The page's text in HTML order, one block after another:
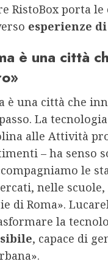
RistoBox porta
esperienze
è una città
è una città che
La
alle Attività
– ha senso
le
nelle
di Roma».
la
, capace di